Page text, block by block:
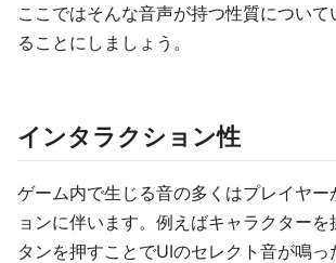
ここではそんな音声が持つ性質につい
ることにしましょう。
インタラクション性
ゲーム内で生じる音の多くはプレイヤー
ョンに伴います。例えばキャラクター
タンを押すことでUIのセレクト音が鳴